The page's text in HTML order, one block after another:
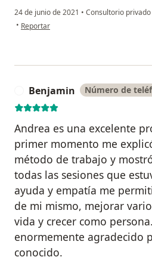
24 de junio de 2021 • Consultorio privado
• en opinión del usuario Katherine
Reportar
Benjamin Número de
Andrea es una excelente
primer momento me
método de trabajo y
todas las sesiones que
ayuda y empatía me
de mi mismo, mejorar
vida y crecer como
enormemente agradecido
conocido.